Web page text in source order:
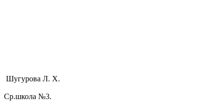
Шугурова Л. Х.
Ср.школа №3.